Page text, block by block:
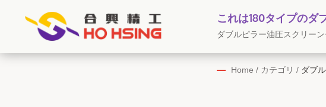
これは180タイプのダ
ダブルピラー油圧スクリー
Home / カテゴリ / ダブ